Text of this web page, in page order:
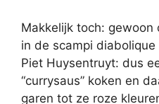
Makkelijk toch: gewoon
in de scampi
Piet Huysentruyt: dus
“currysaus” koken en
garen tot ze roze